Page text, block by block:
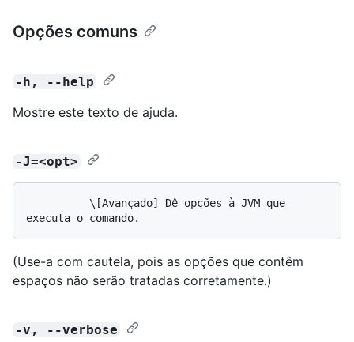
Opções comuns
-h, --help
Mostre este texto de ajuda.
-J=<opt>
(Use-a com cautela, pois as opções que contêm
espaços não serão tratadas corretamente.)
-v, --verbose